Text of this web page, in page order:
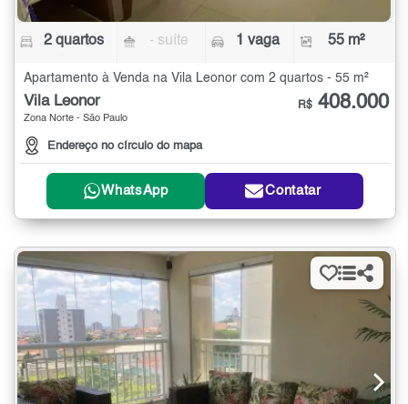
2 quartos - suíte 1 vaga 55 m²
Apartamento à Venda na Vila Leonor com 2 quartos - 55 m²
Vila Leonor
Zona Norte - São Paulo
Endereço no círculo do mapa
R$ 408.000
WhatsApp Contatar